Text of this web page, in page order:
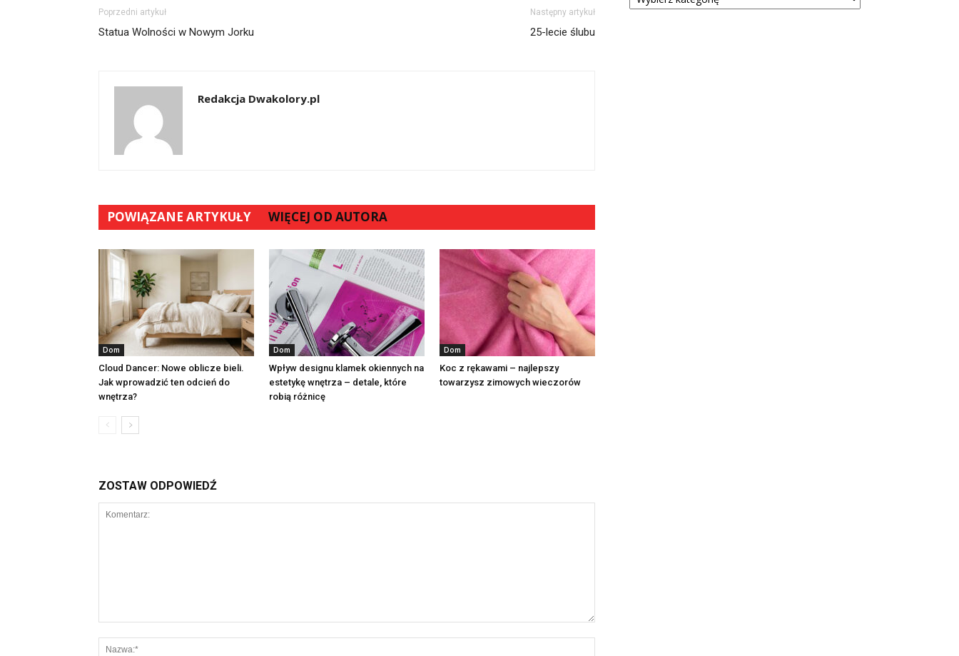
Poprzedni artykuł
Statua Wolności w Nowym Jorku
Następny artykuł
25-lecie ślubu
Redakcja Dwakolory.pl
POWIĄZANE ARTYKUŁY WIĘCEJ OD AUTORA
Dom
Cloud Dancer: Nowe oblicze bieli.
Jak wprowadzić ten odcień do
wnętrza?
Dom
Wpływ designu klamek okiennych na
estetykę wnętrza – detale, które
robią różnicę
Dom
Koc z rękawami – najlepszy
towarzysz zimowych wieczorów
ZOSTAW ODPOWIEDŹ